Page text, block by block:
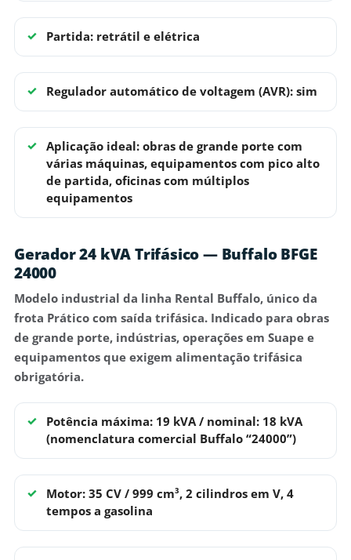
Partida: retrátil e elétrica
Regulador automático de voltagem (AVR): sim
Aplicação ideal: obras de grande porte com
várias máquinas, equipamentos com pico alto
de partida, oficinas com múltiplos
equipamentos
Gerador 24 kVA Trifásico — Buffalo BFGE
24000
Modelo industrial da linha Rental Buffalo, único da
frota Prático com saída trifásica. Indicado para obras
de grande porte, indústrias, operações em Suape e
equipamentos que exigem alimentação trifásica
obrigatória.
Potência máxima: 19 kVA / nominal: 18 kVA
(nomenclatura comercial Buffalo “24000”)
Motor: 35 CV / 999 cm³, 2 cilindros em V, 4
tempos a gasolina